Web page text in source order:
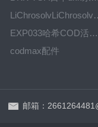
EXP033哈希COD活塞泵价格 EXP033
codmax配件
邮箱：